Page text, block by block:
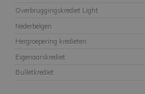
Overbruggingskrediet Light
Nederbelgen
Hergroepering kredieten
Eigenaarskrediet
Bulletkrediet